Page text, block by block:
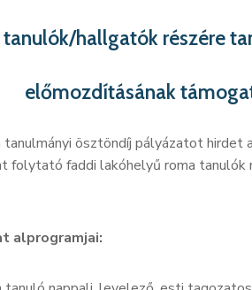
hallgatók részére
előmozdításának
tanulmányi ösztöndíj pályázatot
folytató faddi lakóhelyű roma tanulók
alprogramjai: